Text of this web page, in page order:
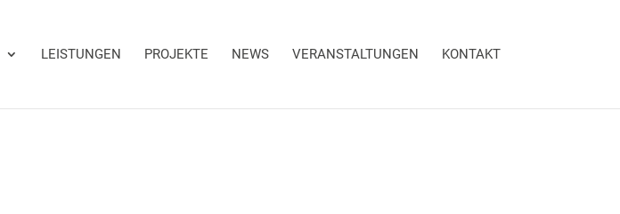
LEISTUNGEN PROJEKTE NEWS VERANSTALTUNGEN KONTAKT